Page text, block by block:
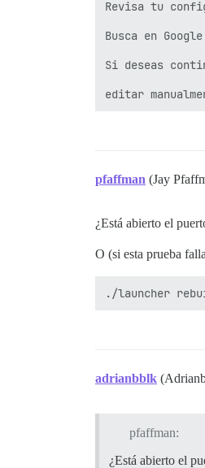
Revisa tu
Busca en
Si deseas
pfaffman (Jay
¿Está abierto el
O (si esta prueba
adrianbblk
pfaffman:
¿Está abierto el